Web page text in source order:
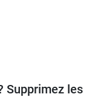
Supprimez les